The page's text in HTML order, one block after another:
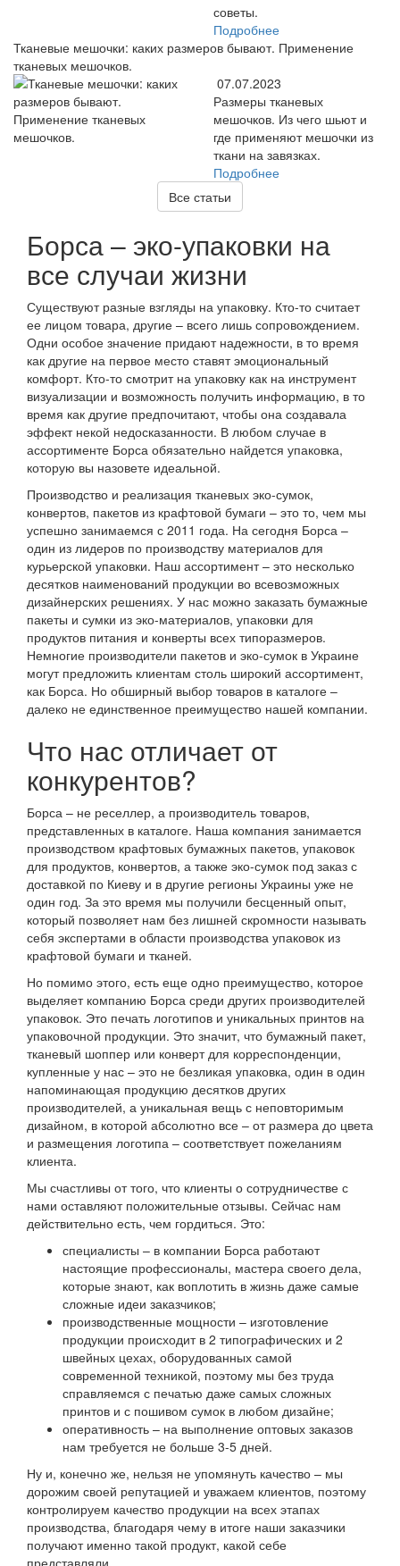
советы.
Подробнее
Тканевые мешочки: каких размеров бывают. Применение
тканевых мешочков.
07.07.2023
Размеры тканевых
мешочков. Из чего шьют и
где применяют мешочки из
ткани на завязках.
Подробнее
Все статьи
Борса – эко-упаковки на
все случаи жизни
Существуют разные взгляды на упаковку. Кто-то считает
ее лицом товара, другие – всего лишь сопровождением.
Одни особое значение придают надежности, в то время
как другие на первое место ставят эмоциональный
комфорт. Кто-то смотрит на упаковку как на инструмент
визуализации и возможность получить информацию, в то
время как другие предпочитают, чтобы она создавала
эффект некой недосказанности. В любом случае в
ассортименте Борса обязательно найдется упаковка,
которую вы назовете идеальной.
Производство и реализация тканевых эко-сумок,
конвертов, пакетов из крафтовой бумаги – это то, чем мы
успешно занимаемся с 2011 года. На сегодня Борса –
один из лидеров по производству материалов для
курьерской упаковки. Наш ассортимент – это несколько
десятков наименований продукции во всевозможных
дизайнерских решениях. У нас можно заказать бумажные
пакеты и сумки из эко-материалов, упаковки для
продуктов питания и конверты всех типоразмеров.
Немногие производители пакетов и эко-сумок в Украине
могут предложить клиентам столь широкий ассортимент,
как Борса. Но обширный выбор товаров в каталоге –
далеко не единственное преимущество нашей компании.
Что нас отличает от
конкурентов?
Борса – не реселлер, а производитель товаров,
представленных в каталоге. Наша компания занимается
производством крафтовых бумажных пакетов, упаковок
для продуктов, конвертов, а также эко-сумок под заказ с
доставкой по Киеву и в другие регионы Украины уже не
один год. За это время мы получили бесценный опыт,
который позволяет нам без лишней скромности называть
себя экспертами в области производства упаковок из
крафтовой бумаги и тканей.
Но помимо этого, есть еще одно преимущество, которое
выделяет компанию Борса среди других производителей
упаковок. Это печать логотипов и уникальных принтов на
упаковочной продукции. Это значит, что бумажный пакет,
тканевый шоппер или конверт для корреспонденции,
купленные у нас – это не безликая упаковка, один в один
напоминающая продукцию десятков других
производителей, а уникальная вещь с неповторимым
дизайном, в которой абсолютно все – от размера до цвета
и размещения логотипа – соответствует пожеланиям
клиента.
Мы счастливы от того, что клиенты о сотрудничестве с
нами оставляют положительные отзывы. Сейчас нам
действительно есть, чем гордиться. Это:
специалисты – в компании Борса работают
настоящие профессионалы, мастера своего дела,
которые знают, как воплотить в жизнь даже самые
сложные идеи заказчиков;
производственные мощности – изготовление
продукции происходит в 2 типографических и 2
швейных цехах, оборудованных самой
современной техникой, поэтому мы без труда
справляемся с печатью даже самых сложных
принтов и с пошивом сумок в любом дизайне;
оперативность – на выполнение оптовых заказов
нам требуется не больше 3-5 дней.
Ну и, конечно же, нельзя не упомянуть качество – мы
дорожим своей репутацией и уважаем клиентов, поэтому
контролируем качество продукции на всех этапах
производства, благодаря чему в итоге наши заказчики
получают именно такой продукт, какой себе
представляли.